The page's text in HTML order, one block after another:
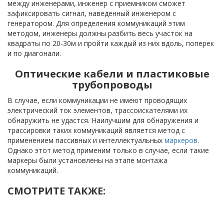
между инженерами, инженер с приемником сможет
зафиксировать сигнал, наведенный инженером с
генератором. Для определения коммуникаций этим
методом, инженеры должны разбить весь участок на
квадраты по 20-30м и пройти каждый из них вдоль, поперек
и по диагонали.
Оптические кабели и пластиковые
трубопроводы
В случае, если коммуникации не имеют проводящих
электрический ток элементов, трассоискателями их
обнаружить не удастся. Наилучшим для обнаружения и
трассировки таких коммуникаций является метод с
применением пассивных и интеллектуальных маркеров.
Однако этот метод применим только в случае, если такие
маркеры были установлены на этапе монтажа
коммуникаций.
СМОТРИТЕ ТАКЖЕ: